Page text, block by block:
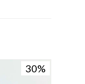
30
30